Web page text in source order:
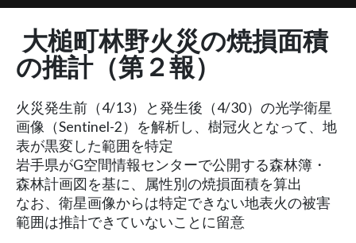
大槌町林野火災の焼損面積
の推計（第２報）
火災発生前（4/13）と発生後（4/30）の光学衛星
画像（Sentinel-2）を解析し、樹冠火となって、地
表が黒変した範囲を特定
岩手県がG空間情報センターで公開する森林簿・
森林計画図を基に、属性別の焼損面積を算出
なお、衛星画像からは特定できない地表火の被害
範囲は推計できていないことに留意